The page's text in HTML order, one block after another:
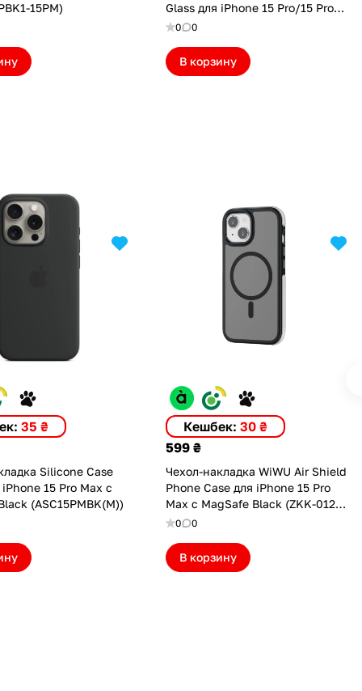
15PM)
Glass для iPhone 15 Pro/15 Pro
Max/16 Pro/16 Pro Max Glitter
0 0
В корзину
35 ₴
Silicone Case
15 Pro Max с
(ASC15PMBK(M))
Кешбек: 30 ₴
599 ₴
Чехол-накладка WiWU Air Shield
Phone Case для iPhone 15 Pro
Max с MagSafe Black (ZKK-012-
I15PMBK)
0 0
В корзину